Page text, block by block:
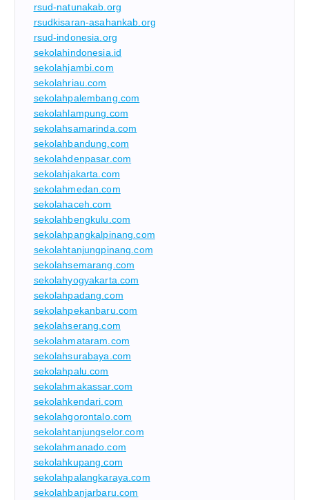
rsud-natunakab.org
rsudkisaran-asahankab.org
rsud-indonesia.org
sekolahindonesia.id
sekolahjambi.com
sekolahriau.com
sekolahpalembang.com
sekolahlampung.com
sekolahsamarinda.com
sekolahbandung.com
sekolahdenpasar.com
sekolahjakarta.com
sekolahmedan.com
sekolahaceh.com
sekolahbengkulu.com
sekolahpangkalpinang.com
sekolahtanjungpinang.com
sekolahsemarang.com
sekolahyogyakarta.com
sekolahpadang.com
sekolahpekanbaru.com
sekolahserang.com
sekolahmataram.com
sekolahsurabaya.com
sekolahpalu.com
sekolahmakassar.com
sekolahkendari.com
sekolahgorontalo.com
sekolahtanjungselor.com
sekolahmanado.com
sekolahkupang.com
sekolahpalangkaraya.com
sekolahbanjarbaru.com